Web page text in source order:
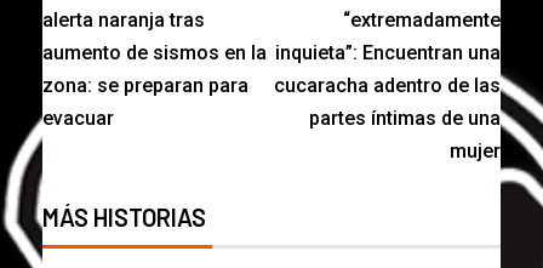
alerta naranja tras
aumento de sismos en la
zona: se preparan para
evacuar
“extremadamente
inquieta”: Encuentran una
cucaracha adentro de las
partes íntimas de una
mujer
MÁS HISTORIAS